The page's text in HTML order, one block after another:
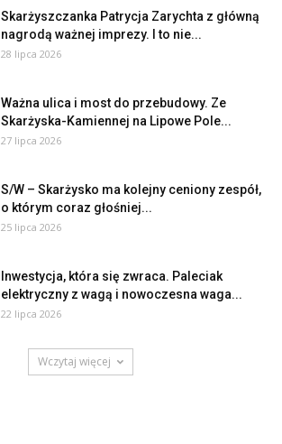
Skarżyszczanka Patrycja Zarychta z główną
nagrodą ważnej imprezy. I to nie...
28 lipca 2026
Ważna ulica i most do przebudowy. Ze
Skarżyska-Kamiennej na Lipowe Pole...
27 lipca 2026
S/W – Skarżysko ma kolejny ceniony zespół,
o którym coraz głośniej...
25 lipca 2026
Inwestycja, która się zwraca. Paleciak
elektryczny z wagą i nowoczesna waga...
22 lipca 2026
Wczytaj więcej